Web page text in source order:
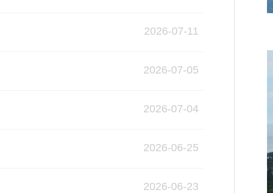
2026-07-11
2026-07-05
2026-07-04
2026-06-25
2026-06-23